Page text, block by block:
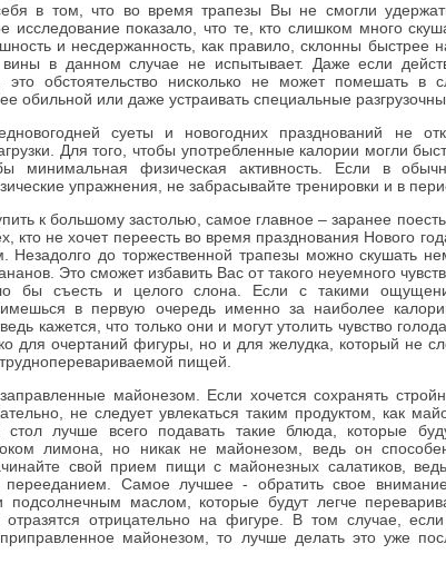
в том, что во время трапезы Вы не смогли
исследование показало, что те, кто слишком много
и несдержанность, как правило, склонны быстрее
вины в данном случае не испытывает. Даже если
обстоятельство нисколько не может помешать в
обильной или даже устраивать специальные
суеты и новогодних празднований не
Для того, чтобы употребленные калории могли
минимальная физическая активность. Если в
упражнения, не забрасывайте тренировки и в
к большому застолью, самое главное – заранее
кто не хочет переесть во время празднования Нового
до торжественной трапезы можно скушать
Это сможет избавить Вас от такого неуемного
бы съесть и целого слона. Если с такими
в первую очередь именно за наиболее
кажется, что только они и могут утолить чувство
для очертаний фигуры, но и для желудка, который не
пищей.
майонезом. Если хочется сохранять
не следует увлекаться таким продуктом, как
стол лучше всего подавать такие блюда, которые
лимона, но никак не майонезом, ведь он
свой прием пищи с майонезных салатиков,
перееданием. Самое лучшее - обратить свое
маслом, которые будут легче
отрицательно на фигуре. В том случае,
приправленное майонезом, то лучше делать это уже